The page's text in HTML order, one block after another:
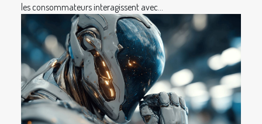
les consommateurs interagissent avec...